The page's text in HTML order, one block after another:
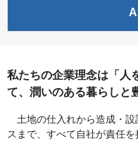
私たちの企業理念は「人
て、潤いのある暮らしと
土地の仕入れから造成・設
スまで、すべて自社が責任を